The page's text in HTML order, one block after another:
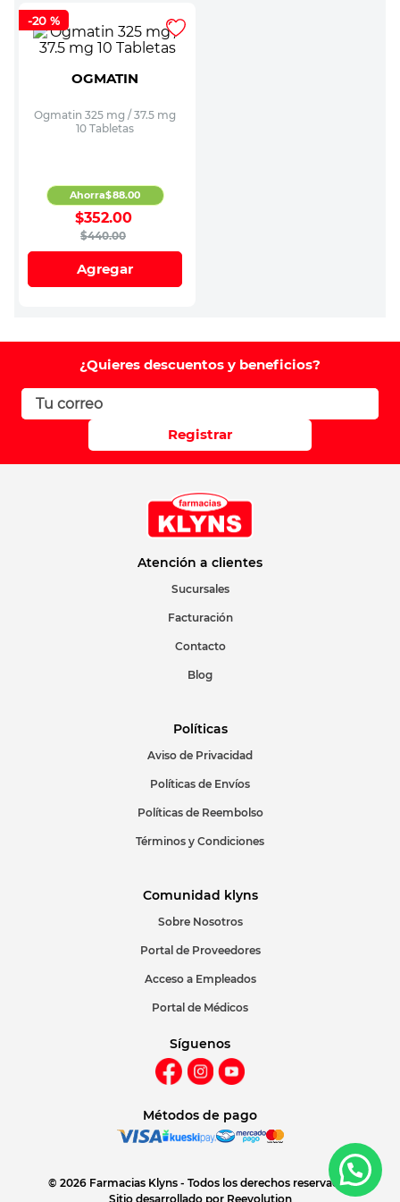
-20 %
OGMATIN
Ogmatin 325 mg / 37.5 mg
10 Tabletas
$440.00
$352.00
Ahorra$88.00
Agregar
¿Quieres descuentos y beneficios?
Registrar
Atención a clientes
Sucursales
Facturación
Contacto
Blog
Políticas
Aviso de Privacidad
Políticas de Envíos
Políticas de Reembolso
Términos y Condiciones
Comunidad klyns
Sobre Nosotros
Portal de Proveedores
Acceso a Empleados
Portal de Médicos
Síguenos
Métodos de pago
© 2026 Farmacias Klyns - Todos los derechos reservados
Sitio desarrollado por Reevolution